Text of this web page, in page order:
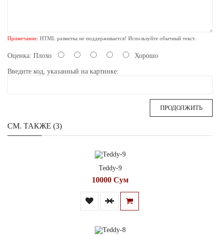
Примечание: HTML разметка не поддерживается! Используйте обычный текст.
Оценка: Плохо Хорошо
Введите код, указанный на картинке:
ПРОДОЛЖИТЬ
СМ. ТАКЖЕ (3)
Teddy-9
10000 Сум